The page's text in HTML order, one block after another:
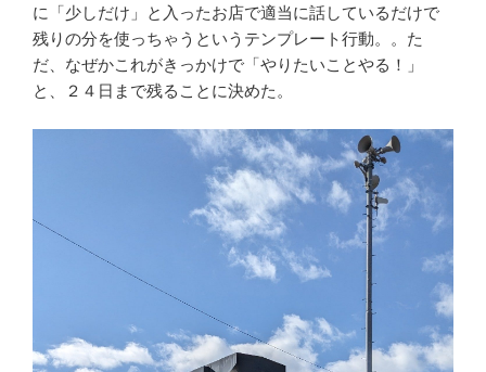
に「少しだけ」と入ったお店で適当に話しているだけで
残りの分を使っちゃうというテンプレート行動。。た
だ、なぜかこれがきっかけで「やりたいことやる！」
と、２４日まで残ることに決めた。